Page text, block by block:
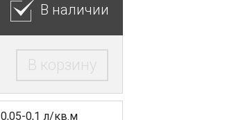
В наличии
В корзину
0,05-0,1 л/кв.м